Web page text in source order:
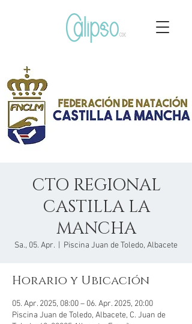
CTO REGIONAL
CASTILLA LA
MANCHA
Sa., 05. Apr. Piscina Juan de Toledo, Albacete
Horario y Ubicación
05. Apr. 2025, 08:00 – 06. Apr. 2025, 20:00
Piscina Juan de Toledo, Albacete, C. Juan de